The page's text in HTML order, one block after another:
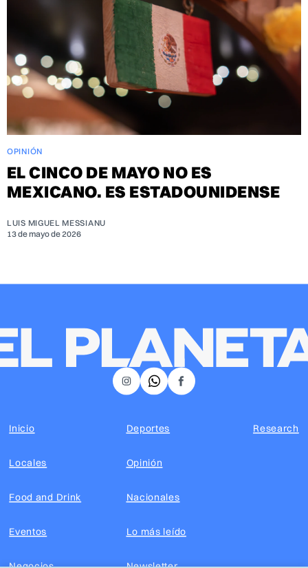
OPINIÓN
EL CINCO DE MAYO NO ES
MEXICANO. ES ESTADOUNIDENSE
LUIS MIGUEL MESSIANU
13 de mayo de 2026
𝕏 Facebook
Instagram
Inicio
Locales
Food and Drink
Eventos
Deportes
Opinión
Nacionales
Lo más leído
Research